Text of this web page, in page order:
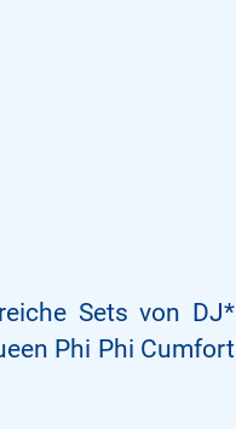
Sets von DJ*
Phi Phi Cumfort